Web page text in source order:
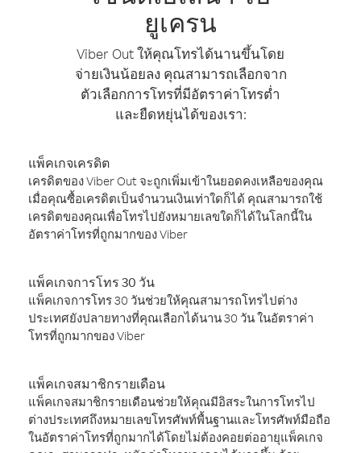
ยูเครน
Viber Out ให้คุณโทรได้นานขึ้นโดย
จ่ายเงินน้อยลง คุณสามารถเลือกจาก
ตัวเลือกการโทรที่มีอัตราค่าโทรต่ำ
และยืดหยุ่นได้ของเรา:
แพ็คเกจเครดิต
เครดิตของ Viber Out จะถูกเพิ่มเข้าในยอดคงเหลือของคุณ
เมื่อคุณซื้อเครดิตเป็นจำนวนเงินเท่าใดก็ได้ คุณสามารถใช้
เครดิตของคุณเพื่อโทรไปยังหมายเลขใดก็ได้ในโลกนี้ใน
อัตราค่าโทรที่ถูกมากของ Viber
แพ็คเกจการโทร 30 วัน
แพ็คเกจการโทร 30 วันช่วยให้คุณสามารถโทรไปต่าง
ประเทศยังปลายทางที่คุณเลือกได้นาน 30 วัน ในอัตราค่า
โทรที่ถูกมากของ Viber
แพ็คเกจสมาชิกรายเดือน
แพ็คเกจสมาชิกรายเดือนช่วยให้คุณมีอิสระในการโทรไป
ต่างประเทศถึงหมายเลขโทรศัพท์พื้นฐานและโทรศัพท์มือถือ
ในอัตราค่าโทรที่ถูกมากได้โดยไม่ต้องคอยต่ออายุแพ็คเกจ